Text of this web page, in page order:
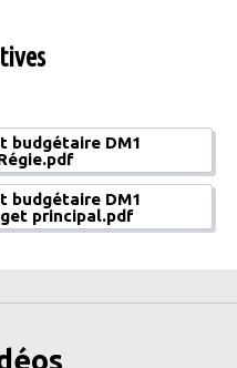
budgétaire DM1
budgétaire DM1
principal.pdf